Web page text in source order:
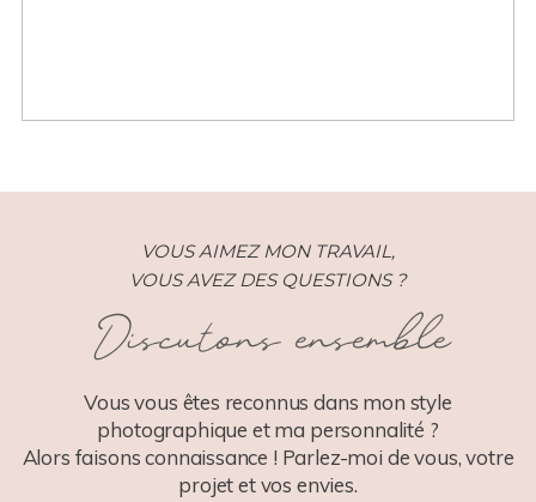
VOUS AIMEZ MON TRAVAIL,
VOUS AVEZ DES QUESTIONS ?
Discutons ensemble
Vous vous êtes reconnus dans mon style
photographique et ma personnalité ?
Alors faisons connaissance ! Parlez-moi de vous, votre
projet et vos envies.